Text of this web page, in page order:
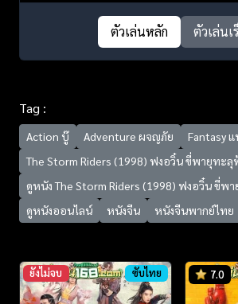
ตัวเล่นหลัก ตัวเล่นเ
Tag :
Action บู๊ Adventure ผจญภัย
Fantasy
The Storm Riders (1998) ฟงอวิ๋น ขี่พายุทะลุ
ดูหนัง The Storm Riders (1998) ฟงอวิ๋น ขี่พ
ดูหนังออนไลน์
หนังจีน หนังจีนพากย์ไทย
ยังไม่จบ ซับไทย 7.0